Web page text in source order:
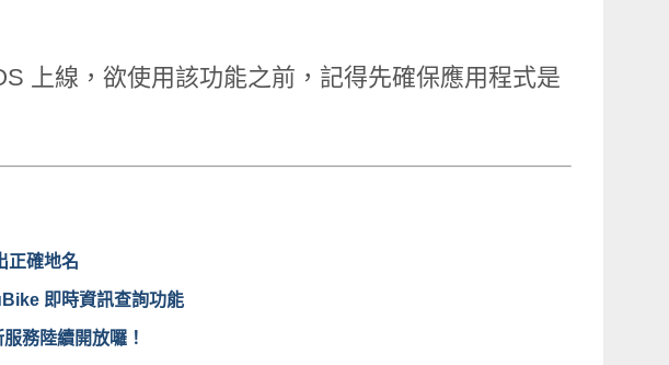
上線，欲使用該功能之前，記得先確保應用程式是
正確地名
即時資訊查詢功能
務陸續開放囉！